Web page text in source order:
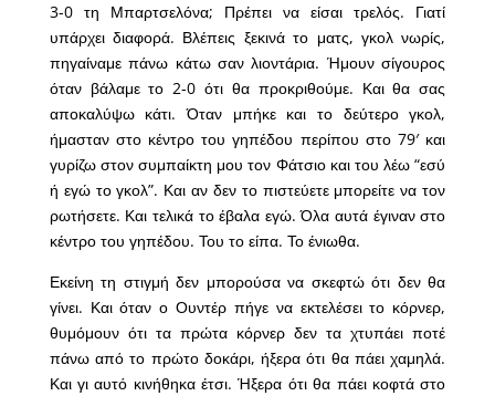
3-0 τη Μπαρτσελόνα; Πρέπει να είσαι τρελός. Γιατί
υπάρχει διαφορά. Βλέπεις ξεκινά το ματς, γκολ νωρίς,
πηγαίναμε πάνω κάτω σαν λιοντάρια. Ήμουν σίγουρος
όταν βάλαμε το 2-0 ότι θα προκριθούμε. Και θα σας
αποκαλύψω κάτι. Όταν μπήκε και το δεύτερο γκολ,
ήμασταν στο κέντρο του γηπέδου περίπου στο 79′ και
γυρίζω στον συμπαίκτη μου τον Φάτσιο και του λέω “εσύ
ή εγώ το γκολ”. Και αν δεν το πιστεύετε μπορείτε να τον
ρωτήσετε. Και τελικά το έβαλα εγώ. Όλα αυτά έγιναν στο
κέντρο του γηπέδου. Του το είπα. Το ένιωθα.
Εκείνη τη στιγμή δεν μπορούσα να σκεφτώ ότι δεν θα
γίνει. Και όταν ο Ουντέρ πήγε να εκτελέσει το κόρνερ,
θυμόμουν ότι τα πρώτα κόρνερ δεν τα χτυπάει ποτέ
πάνω από το πρώτο δοκάρι, ήξερα ότι θα πάει χαμηλά.
Και γι αυτό κινήθηκα έτσι. Ήξερα ότι θα πάει κοφτά στο